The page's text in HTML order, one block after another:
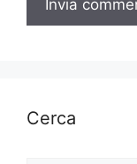
Cerca